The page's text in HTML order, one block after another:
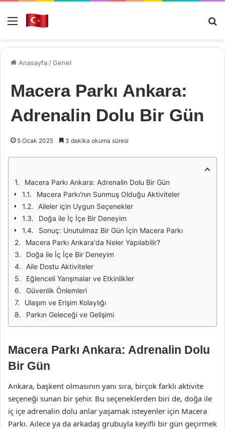
Menü
Anasayfa /Genel
Macera Parkı Ankara:
Adrenalin Dolu Bir Gün
5 Ocak 2025 3 dakika okuma süresi
Macera Parkı Ankara: Adrenalin Dolu Bir Gün
Macera Parkı'nın Sunmuş Olduğu Aktiviteler
Aileler için Uygun Seçenekler
Doğa ile İç İçe Bir Deneyim
Sonuç: Unutulmaz Bir Gün İçin Macera Parkı
Macera Parkı Ankara'da Neler Yapılabilir?
Doğa ile İç İçe Bir Deneyim
Aile Dostu Aktiviteler
Eğlenceli Yarışmalar ve Etkinlikler
Güvenlik Önlemleri
Ulaşım ve Erişim Kolaylığı
Parkın Geleceği ve Gelişimi
Macera Parkı Ankara: Adrenalin Dolu
Bir Gün
Ankara, başkent olmasının yanı sıra, birçok farklı aktivite
seçeneği sunan bir şehir. Bu seçeneklerden biri de, doğa ile
iç içe adrenalin dolu anlar yaşamak isteyenler için Macera
Parkı. Ailece ya da arkadaş grubuyla keyifli bir gün geçirmek